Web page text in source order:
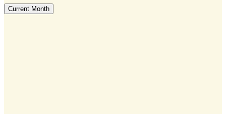
Current Month